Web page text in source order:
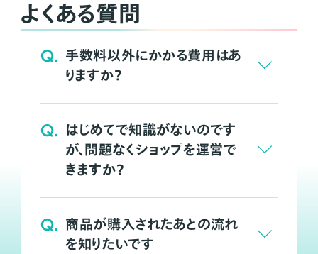
よくある質問
Q. 手数料以外にかかる費用はあ
りますか？
Q. はじめてで知識がないのです
が、問題なくショップを運営で
きますか？
Q. 商品が購入されたあとの流れ
を知りたいです